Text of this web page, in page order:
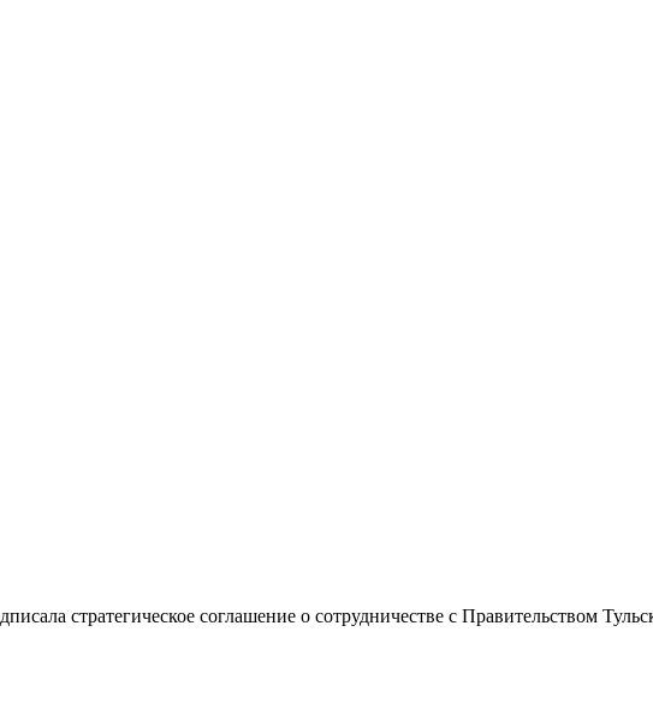
стратегическое соглашение о сотрудничестве с Правительством